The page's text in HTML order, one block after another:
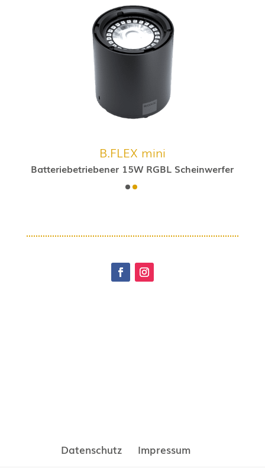
B.FLEX mini
Batteriebetriebener 15W RGBL Scheinwerfer
Datenschutz Impressum